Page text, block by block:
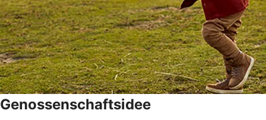
Genossenschaftsidee